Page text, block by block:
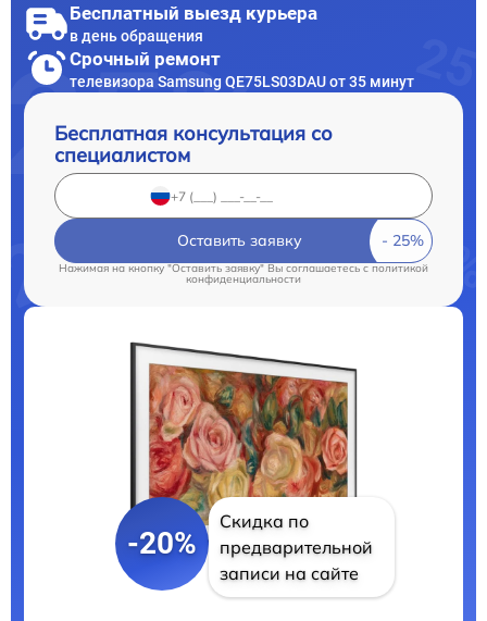
Бесплатный выезд курьера
в день обращения
Срочный ремонт
телевизора Samsung QE75LS03DAU от 35 минут
Бесплатная консультация со
специалистом
Оставить заявку
Нажимая на кнопку "Оставить заявку" Вы соглашаетесь c политикой
конфиденциальности
-20%
Скидка по
предварительной
записи на сайте